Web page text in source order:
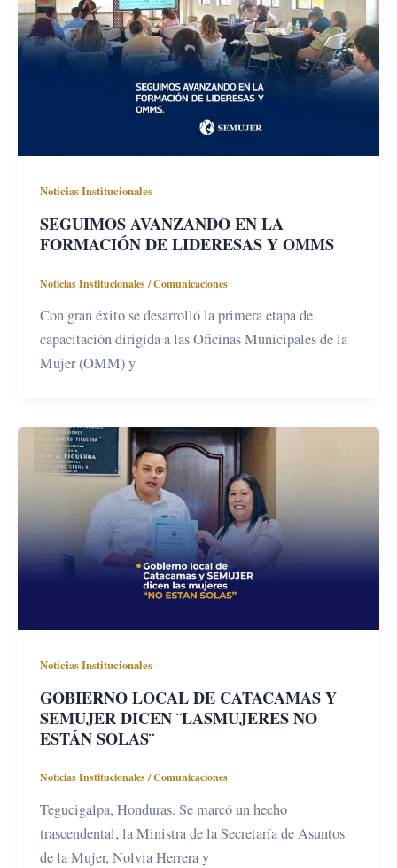
Noticias Institucionales
SEGUIMOS AVANZANDO EN LA
FORMACIÓN DE LIDERESAS Y OMMS
Noticias Institucionales/Comunicaciones
Con gran éxito se desarrolló la primera etapa de
capacitación dirigida a las Oficinas Municipales de la
Mujer (OMM) y
Noticias Institucionales
GOBIERNO LOCAL DE CATACAMAS Y
SEMUJER DICEN ¨LASMUJERES NO
ESTÁN SOLAS¨
Noticias Institucionales/Comunicaciones
Tegucigalpa, Honduras. Se marcó un hecho
trascendental, la Ministra de la Secretaría de Asuntos
de la Mujer, Nolvia Herrera y